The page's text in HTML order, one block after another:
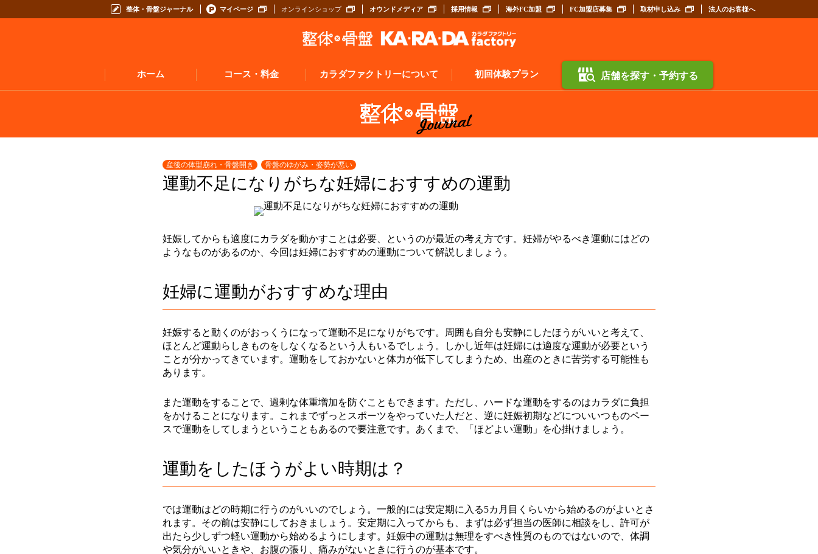
整体・骨盤ジャーナル マイページ オンラインショップ オウンドメディア 採用情報 海外FC加盟 FC加盟店募集 取材申し込み 法人のお客様へ
ホーム コース・料金 カラダファクトリーについて 初回体験プラン 店舗を探す・予約する
産後の体型崩れ・骨盤開き 骨盤のゆがみ・姿勢が悪い
運動不足になりがちな妊婦におすすめの運動
妊娠してからも適度にカラダを動かすことは必要、というのが最近の考え方です。妊婦がやるべき運動にはどの
ようなものがあるのか、今回は妊婦におすすめの運動について解説しましょう。
妊婦に運動がおすすめな理由
妊娠すると動くのがおっくうになって運動不足になりがちです。周囲も自分も安静にしたほうがいいと考えて、
ほとんど運動らしきものをしなくなるという人もいるでしょう。しかし近年は妊婦には適度な運動が必要という
ことが分かってきています。運動をしておかないと体力が低下してしまうため、出産のときに苦労する可能性も
あります。
また運動をすることで、過剰な体重増加を防ぐこともできます。ただし、ハードな運動をするのはカラダに負担
をかけることになります。これまでずっとスポーツをやっていた人だと、逆に妊娠初期などについいつものペー
スで運動をしてしまうということもあるので要注意です。あくまで、「ほどよい運動」を心掛けましょう。
運動をしたほうがよい時期は？
では運動はどの時期に行うのがいいのでしょう。一般的には安定期に入る5カ月目くらいから始めるのがよいとさ
れます。その前は安静にしておきましょう。安定期に入ってからも、まずは必ず担当の医師に相談をし、許可が
出たら少しずつ軽い運動から始めるようにします。妊娠中の運動は無理をすべき性質のものではないので、体調
や気分がいいときや、お腹の張り、痛みがないときに行うのが基本です。